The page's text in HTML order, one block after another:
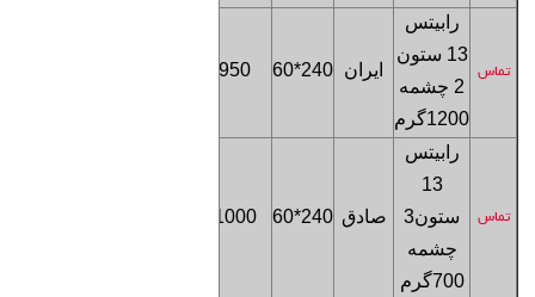
تماس
رابیتس
13 ستون
2 چشمه
1200گرم
ایران 240*60
950
تماس
رابیتس
13
ستون3
چشمه
700گرم
صادق 240*60
1000